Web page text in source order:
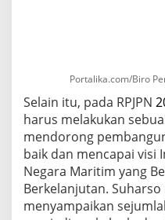
Portalika.com/Biro
Selain itu, pada RPJPN
harus melakukan
mendorong
baik dan mencapai visi
Negara Maritim yang
Berkelanjutan.
menyampaikan